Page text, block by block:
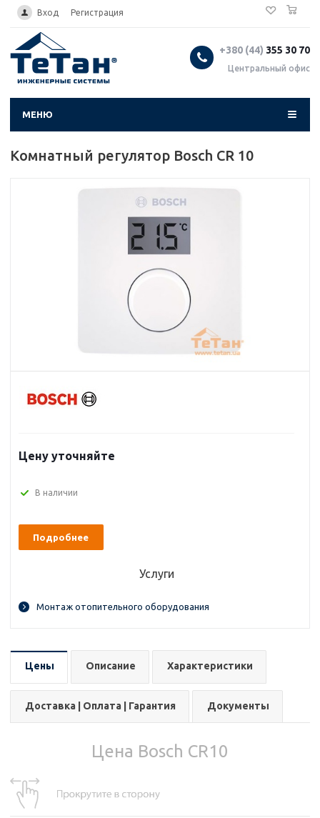
... Вход Регистрация
+380 (44) 355 30 70
Центральный офис
МЕНЮ
Комнатный регулятор Bosch CR 10
Цену уточняйте
В наличии
Подробнее
Услуги
Монтаж отопительного оборудования
Цены Описание Характеристики
Доставка | Оплата | Гарантия Документы
Цена Bosch CR10